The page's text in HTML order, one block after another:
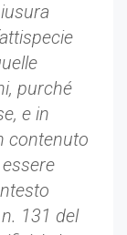
purché
e in
contenuto
131 del